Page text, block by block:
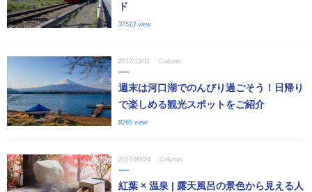
ド
37513 view
2017/12/11 Column
週末は河口湖でのんびり過ごそう！日帰り
で楽しめる観光スポットをご紹介
8265 view
2017/08/24 Column
紅葉 × 温泉 | 露天風呂の景色から見える人